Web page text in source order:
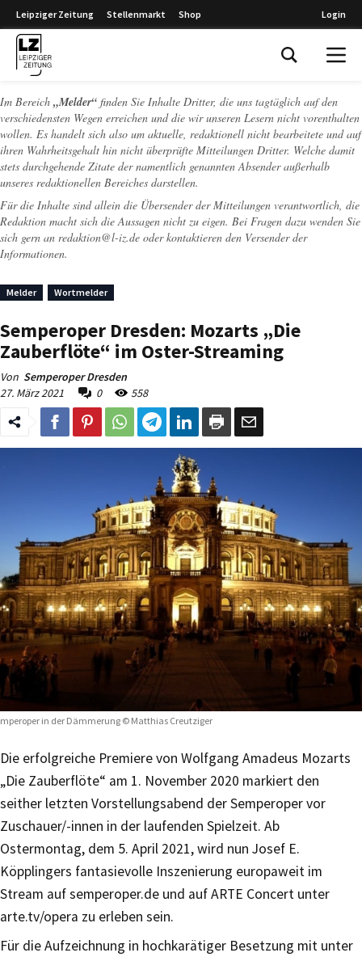
Leipziger Zeitung Stellenmarkt Shop Login
Im Bereich „Melder“ finden Sie Inhalte Dritter, die uns tagtäglich auf den
verschiedensten Wegen erreichen und die wir unseren Lesern nicht vorenthalten
wollen. Es handelt sich also um aktuelle, redaktionell nicht bearbeitete und auf
ihren Wahrheitsgehalt hin nicht überprüfte Mitteilungen Dritter. Welche damit
stets durchgehende Zitate der namentlich genannten Absender außerhalb
unseres redaktionellen Bereiches darstellen.
Für die Inhalte sind allein die Übersender der Mitteilungen verantwortlich, die
Redaktion macht sich die Aussagen nicht zu eigen. Bei Fragen dazu wenden Sie
sich gern an redaktion@l-iz.de oder kontaktieren den Versender der
Informationen.
Melder Wortmelder
Semperoper Dresden: Mozarts „Die
Zauberflöte“ im Oster-Streaming
Von Semperoper Dresden
27. März 2021
0 558
in der Dämmerung © Matthias Creutziger
Die erfolgreiche Premiere von Wolfgang Amadeus Mozarts
„Die Zauberflöte“ am 1. November 2020 markiert den
seither letzten Vorstellungsabend der Semperoper vor
Zuschauer/-innen in der laufenden Spielzeit. Ab
Ostermontag, dem 5. April 2021, wird nun Josef E.
Köpplingers fantasievolle Inszenierung europaweit im
Stream auf semperoper.de und auf ARTE Concert unter
arte.tv/opera zu erleben sein.
Für die Aufzeichnung in hochkarätiger Besetzung mit unter